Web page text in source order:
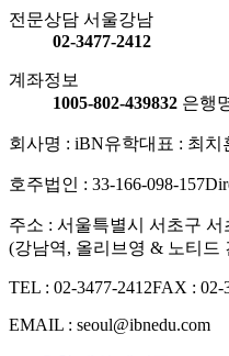
전문상담 서울강남
02-3477-2412
계좌정보
1005-802-439832 은행
회사명 : iBN유학대표 : 최치
호주법인 : 33-166-098-157
주소 : 서울특별시 서초구
(강남역, 올리브영 & 노티드
TEL : 02-3477-2412FAX : 02-
EMAIL : seoul@ibnedu.com